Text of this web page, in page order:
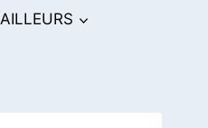
AILLEURS